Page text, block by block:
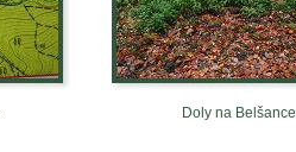
Doly na Belšance